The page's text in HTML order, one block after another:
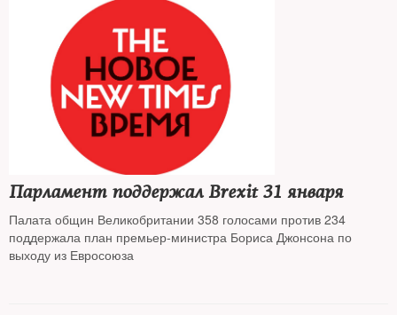
Парламент поддержал Brexit 31 января
Палата общин Великобритании 358 голосами против 234
поддержала план премьер-министра Бориса Джонсона по
выходу из Евросоюза